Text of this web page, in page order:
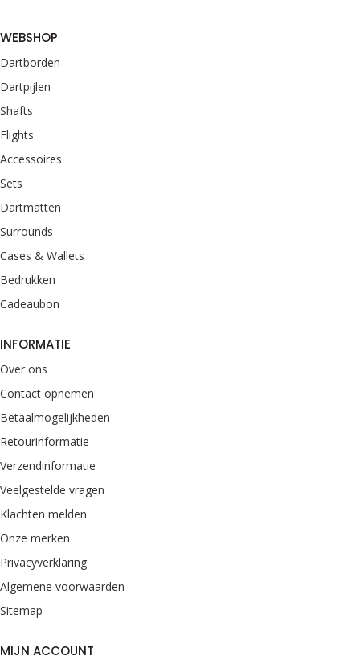
WEBSHOP
Dartborden
Dartpijlen
Shafts
Flights
Accessoires
Sets
Dartmatten
Surrounds
Cases & Wallets
Bedrukken
Cadeaubon
INFORMATIE
Over ons
Contact opnemen
Betaalmogelijkheden
Retourinformatie
Verzendinformatie
Veelgestelde vragen
Klachten melden
Onze merken
Privacyverklaring
Algemene voorwaarden
Sitemap
MIJN ACCOUNT